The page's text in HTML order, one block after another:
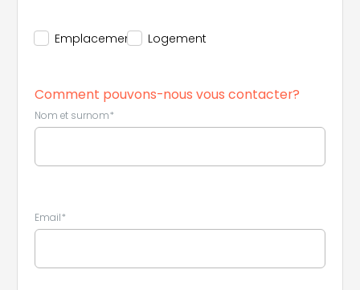
Emplacement Logement
Comment pouvons-nous vous contacter?
Nom et surnom*
Email*